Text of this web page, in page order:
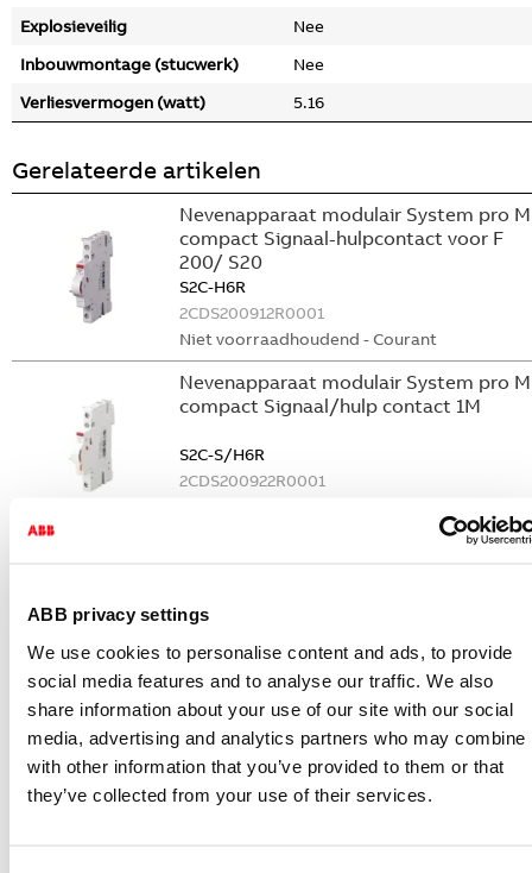
ABB privacy settings
We use cookies to personalise content and ads, to provide
social media features and to analyse our traffic. We also
share information about your use of our site with our social
media, advertising and analytics partners who may combine
with other information that you’ve provided to them or that
they’ve collected from your use of their services.
Explosieveilig
Nee
Inbouwmontage (stucwerk)
Nee
Verliesvermogen (watt)
5.16
Gerelateerde artikelen
Nevenapparaat modulair System pro M
compact Signaal-hulpcontact voor F
200/ S20
S2C-H6R
2CDS200912R0001
Niet voorraadhoudend - Courant
Nevenapparaat modulair System pro M
compact Signaal/hulp contact 1M
S2C-S/H6R
2CDS200922R0001
Nevenapparaat modulair System pro M
S2C-H6-11R
2CDS200946R0001
Niet voorraadhoudend - Courant
Nevenapparaat modulair System pro M
compact Hulpcontact 1M+1V
S2C-H11L